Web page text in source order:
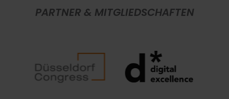
PARTNER & MITGLIEDSCHAFTEN